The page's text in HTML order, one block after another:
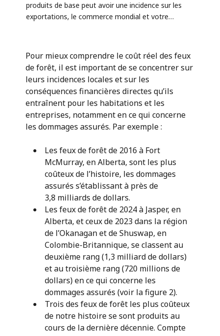
produits de base peut avoir une incidence sur les
exportations, le commerce mondial et votre
Pour mieux comprendre le coût réel des feux
de forêt, il est important de se concentrer sur
leurs incidences locales et sur les
conséquences financières directes qu’ils
entraînent pour les habitations et les
entreprises, notamment en ce qui concerne
les dommages assurés. Par exemple :
Les feux de forêt de 2016 à Fort
McMurray, en Alberta, sont les plus
coûteux de l’histoire, les dommages
assurés s’établissant à près de
3,8 milliards de dollars.
Les feux de forêt de 2024 à Jasper, en
Alberta, et ceux de 2023 dans la région
de l’Okanagan et de Shuswap, en
Colombie-Britannique, se classent au
deuxième rang (1,3 milliard de dollars)
et au troisième rang (720 millions de
dollars) en ce qui concerne les
dommages assurés (voir la figure 2).
Trois des feux de forêt les plus coûteux
de notre histoire se sont produits au
cours de la dernière décennie. Compte